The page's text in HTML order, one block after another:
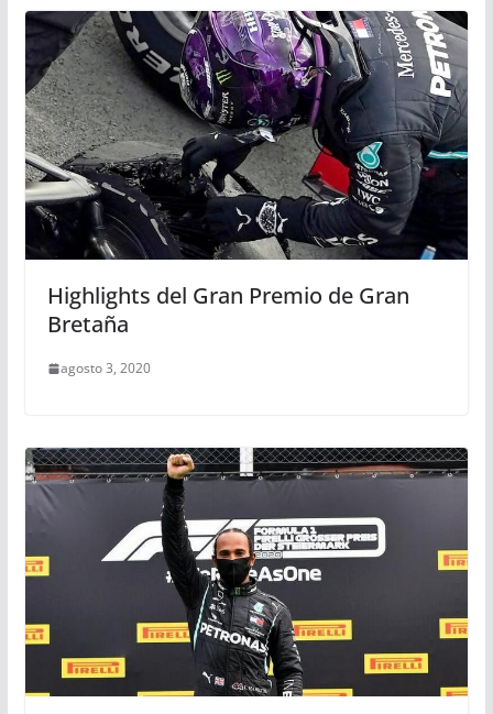
Highlights del Gran Premio de Gran
Bretaña
agosto 3, 2020